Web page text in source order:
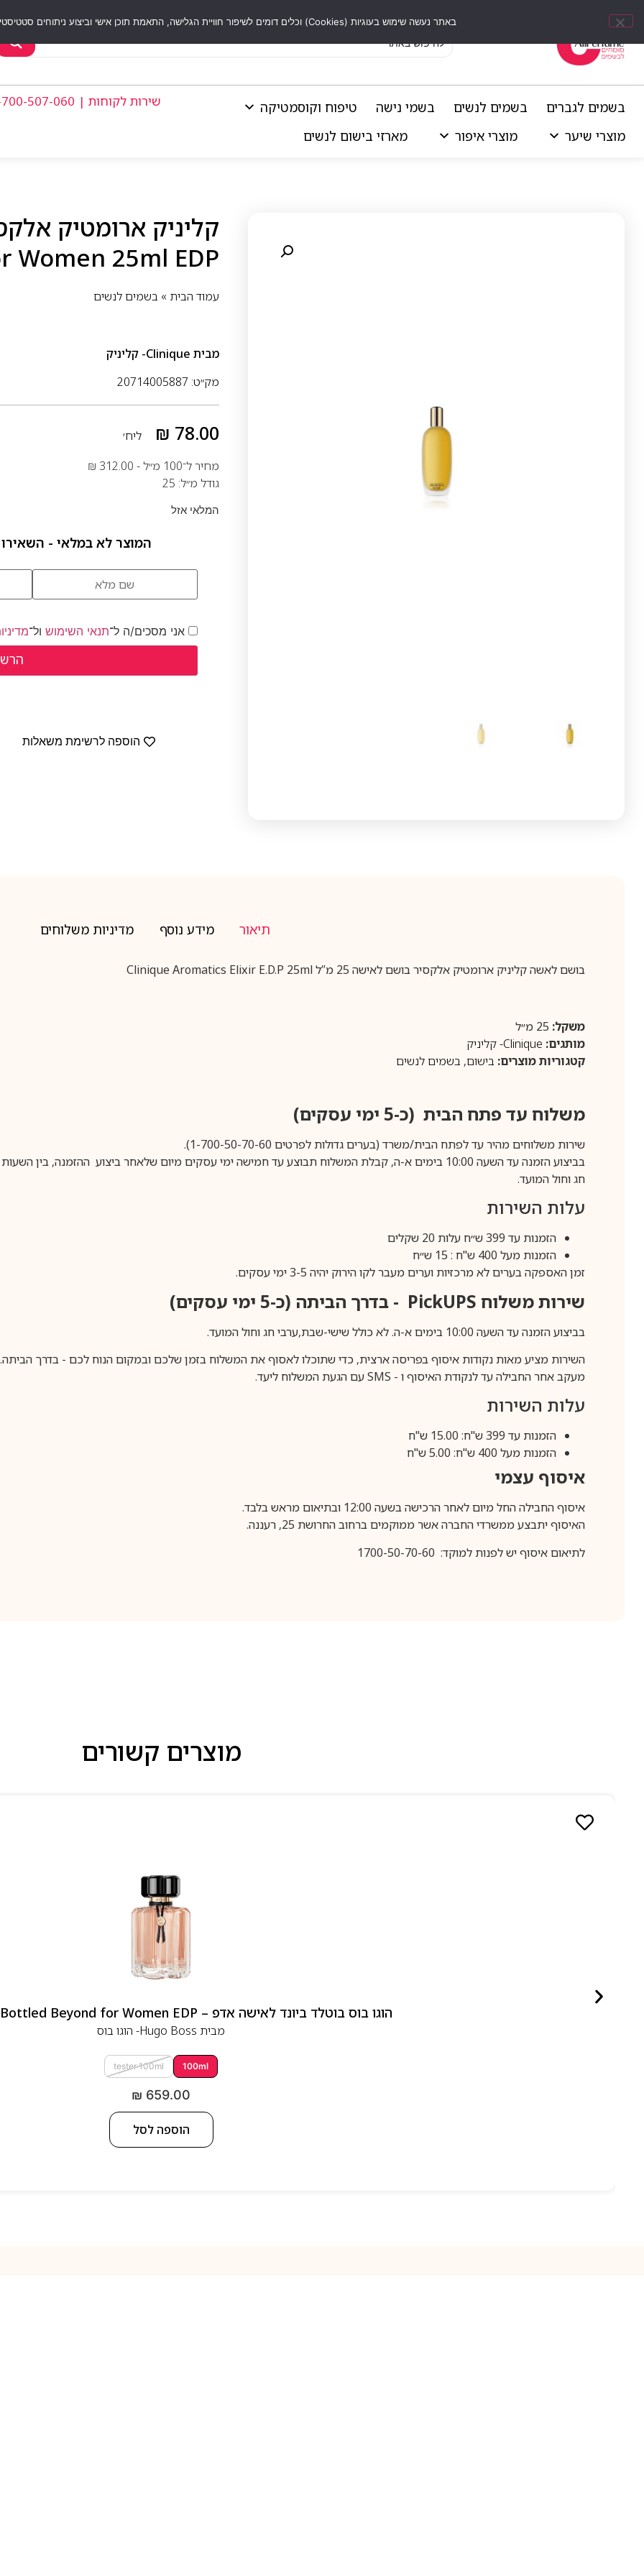
בשמים לגברים בשמים לנשים בשמי נישה
טיפוח וקוסמטיקה
מוצרי שיער
מוצרי איפור מארזי בישום לנשים
שירות לקוחות | 1-700-507-060
Women 25ml EDP
עמוד הבית » בשמים לנשים
מבית Clinique- קליניק
מק״ט: 20714005887
₪ 78.00
ליח׳
מחיר ל־100 מ״ל -
₪ 312.00
גודל מ״ל: 25
המלאי אזל
המוצר לא במלאי - השאירו
אני מסכים/ה ל־תנאי השימוש ול־
הוספה לרשימת משאלות
תיאור מידע נוסף מדיניות משלוחים
בושם לאשה קליניק ארומטיק אלקסיר בושם לאישה 25 מ”ל Clinique Aromatics Elixir E.D.P 25ml
משקל:
מותגים: Clinique- קליניק
קטגוריות מוצרים: בישום, בשמים לנשים
משלוח עד פתח הבית (כ-5 ימי עסקים)
שירות משלוחים מהיר עד לפתח הבית/משרד (בערים גדולות לפרטים 1-700-50-70-60).
חג וחול המועד.
עלות השירות
הזמנות עד 399 ש״ח עלות 20 שקלים
הזמנות מעל 400 ש"ח : 15 ש״ח
זמן האספקה בערים לא מרכזיות וערים מעבר לקו הירוק יהיה 3-5 ימי עסקים.
שירות משלוח PickUPS - בדרך הביתה (כ-5 ימי עסקים)
בביצוע הזמנה עד השעה 10:00 בימים א-ה. לא כולל שישי-שבת,ערבי חג וחול המועד.
השירות מציע מאות נקודות איסוף בפריסה ארצית, כדי שתוכלו לאסוף את המשלוח בזמן שלכם ובמקום הנוח לכם - בדרך הביתה.
מעקב אחר החבילה עד לנקודת האיסוף ו - SMSעם הגעת המשלוח ליעד.
עלות השירות
הזמנות עד 399 ש"ח: 15.00 ש"ח
הזמנות מעל 400 ש"ח: 5.00 ש"ח
איסוף עצמי
איסוף החבילה החל מיום לאחר הרכישה בשעה 12:00 ובתיאום מראש בלבד.
האיסוף יתבצע ממשרדי החברה אשר ממוקמים ברחוב החרושת 25, רעננה.
לתיאום איסוף יש לפנות למוקד: 1700-50-70-60
מוצרים קשורים
הוגו בוס בוטלד ביונד לאישה אדפ – Hugo Boss Bottled Beyond for Women EDP
מבית Hugo Boss- הוגו בוס
100ml
tester 100ml
₪ 659.00
הוספה לסל
באתר נעשה שימוש בעוגיות (Cookies) וכלים דומים לשיפור חוויית הגלישה, התאמת תוכן אישי וביצוע ניתוחים סטטיסטיים.